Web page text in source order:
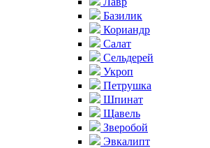
Базилик
Кориандр
Салат
Сельдерей
Укроп
Петрушка
Шпинат
Щавель
Зверобой
Эвкалипт